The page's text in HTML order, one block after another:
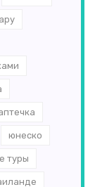
юнеско
туры